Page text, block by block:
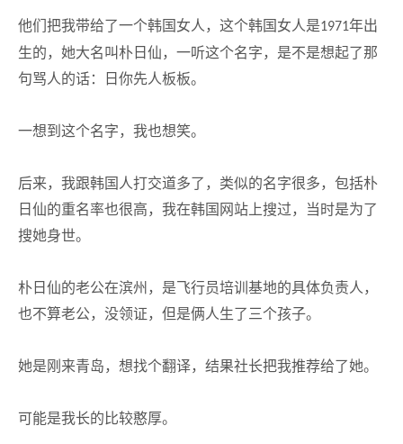
他们把我带给了一个韩国女人，这个韩国女人是1971年出
生的，她大名叫朴日仙，一听这个名字，是不是想起了那
句骂人的话：日你先人板板。
一想到这个名字，我也想笑。
后来，我跟韩国人打交道多了，类似的名字很多，包括朴
日仙的重名率也很高，我在韩国网站上搜过，当时是为了
搜她身世。
朴日仙的老公在滨州，是飞行员培训基地的具体负责人，
也不算老公，没领证，但是俩人生了三个孩子。
她是刚来青岛，想找个翻译，结果社长把我推荐给了她。
可能是我长的比较憨厚。